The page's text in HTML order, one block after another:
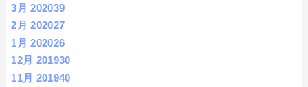
3月 202039
2月 202027
1月 202026
12月 201930
11月 201940